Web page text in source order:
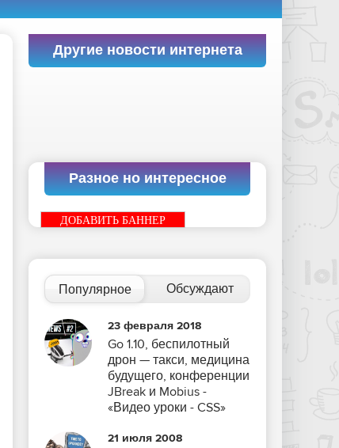
Другие новости интернета
Разное но интересное
ДОБАВИТЬ БАННЕР
Популярное Обсуждают
23 февраля 2018
Go 1.10, беспилотный
дрон — такси, медицина
будущего, конференции
JBreak и Mobius -
«Видео уроки - CSS»
21 июля 2008